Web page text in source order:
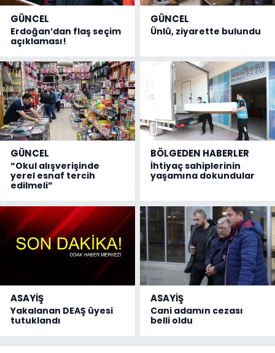
GÜNCEL
Erdoğan’dan flaş seçim
açıklaması!
GÜNCEL
Ünlü, ziyarette bulundu
GÜNCEL
“Okul alışverişinde
yerel esnaf tercih
edilmeli”
BÖLGEDEN HABERLER
İhtiyaç sahiplerinin
yaşamına dokundular
ASAYİŞ
Yakalanan DEAŞ üyesi
tutuklandı
ASAYİŞ
Cani adamın cezası
belli oldu